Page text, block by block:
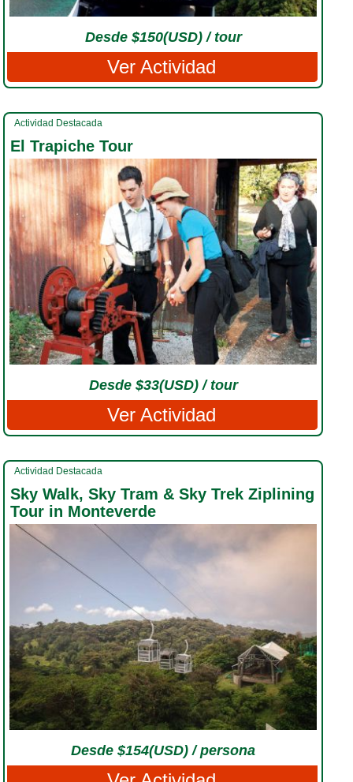
Desde $150(USD) / tour
Ver Actividad
Actividad Destacada
El Trapiche Tour
Desde $33(USD) / tour
Ver Actividad
Actividad Destacada
Sky Walk, Sky Tram & Sky Trek Ziplining
Tour in Monteverde
Desde $154(USD) / persona